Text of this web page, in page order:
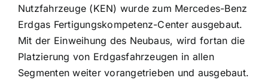
Nutzfahrzeuge (KEN) wurde zum Mercedes-Benz
Erdgas Fertigungskompetenz-Center ausgebaut.
Mit der Einweihung des Neubaus, wird fortan die
Platzierung von Erdgasfahrzeugen in allen
Segmenten weiter vorangetrieben und ausgebaut.